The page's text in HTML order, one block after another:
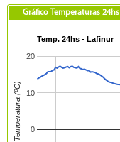
Gráfico Temperaturas 24hs
Temp. 24hs - Lafinur
0
10
20
Temperatura (ºC)